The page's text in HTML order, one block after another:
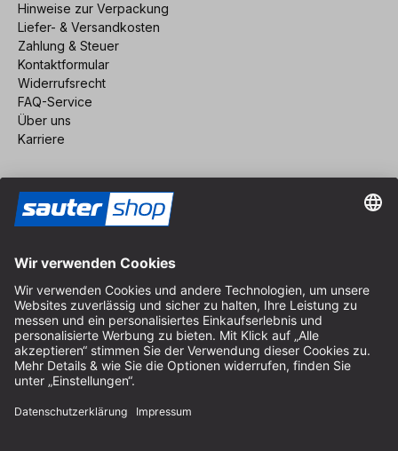
Hinweise zur Verpackung
Liefer- & Versandkosten
Zahlung & Steuer
Kontaktformular
Widerrufsrecht
FAQ-Service
Über uns
Karriere
Impressum
AGB
Datenschutz
Cookie-Einstellungen
© 2026 sauter GmbH